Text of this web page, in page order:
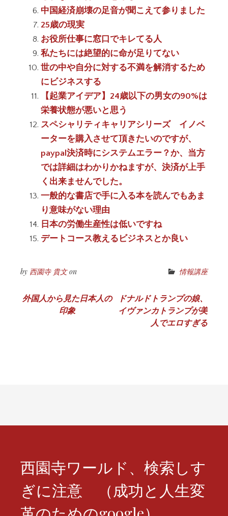
中国経済崩壊の足音が聞こえて参りました
25歳の現実
お役所仕事に窓口でキレてる人
私たちには絶望的に命が足りてない
世の中や自分に対する不満を解消するため
にビジネスする
【起業アイデア】24歳以下の男女の90%は
栄養状態が悪いと思う
スペシャリティキャリアシリーズ イノベ
ーターを購入させて頂きたいのですが、
paypal決済時にシステムエラー？か、当方
では詳細はわかりかねますが、決済が上手
く出来ませんでした。
一般的な書店で手に入る本を読んでもあま
り意味がない理由
日本の労働生産性は低いですね
デートコース教えるビジネスとか良い
by 西園寺 貴文on 情報講座
投
ョ
外国人から見た日本人の
印象
ドナルドトランプの娘、
イヴァンカトランプが美
人でエロすぎる
西園寺ワールド、検索しす
ぎに注意 （成功と人生変